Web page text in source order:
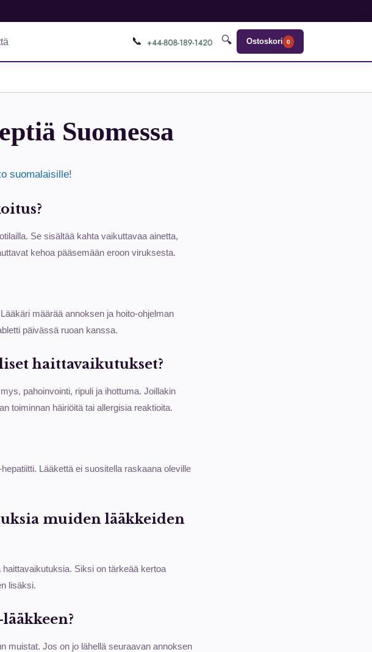
📞 🔍 Ostoskori 0
Suomessa
suomalaisille!
Se sisältää kahta vaikuttavaa ainetta,
kehoa pääsemään eroon viruksesta.
määrää annoksen ja hoito-ohjelman
päivässä ruoan kanssa.
haittavaikutukset?
pahoinvointi, ripuli ja ihottuma. Joillakin
toiminnan häiriöitä tai allergisia reaktioita.
Lääkettä ei suositella raskaana oleville
muiden lääkkeiden
Siksi on tärkeää kertoa
lisäksi.
muistat. Jos on jo lähellä seuraavan annoksen